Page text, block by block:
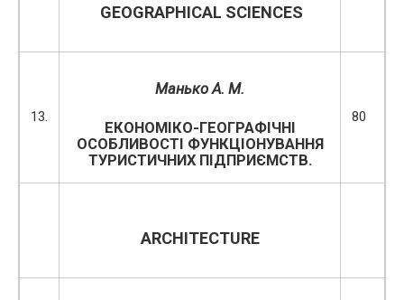
GEOGRAPHICAL SCIENCES
13.
Манько А. М.
ЕКОНОМІКО-ГЕОГРАФІЧНІ
ОСОБЛИВОСТІ ФУНКЦІОНУВАННЯ
ТУРИСТИЧНИХ ПІДПРИЄМСТВ.
80
ARCHITECTURE